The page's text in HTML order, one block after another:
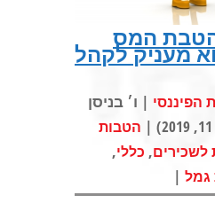
190 – הטבת המס
מעניק לקהל
הפיננסי | ו׳ בניסן
הטבות
לשכירים, כללי,
גמל |